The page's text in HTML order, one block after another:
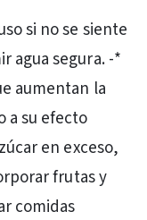
si no se siente
agua segura. -*
aumentan la
a su efecto
en exceso,
frutas y
comidas